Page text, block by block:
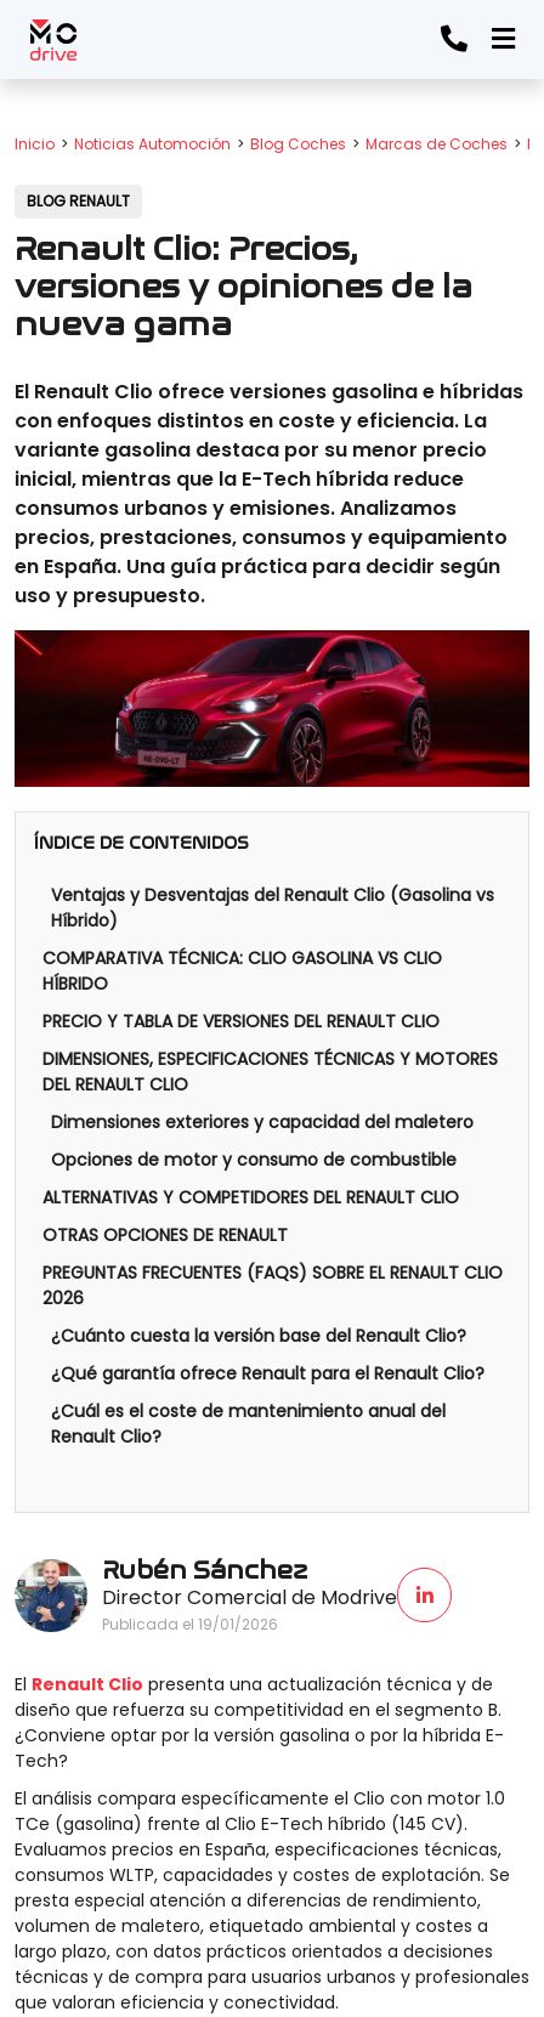
Inicio Noticias Automoción Blog Coches Marcas de Coches
BLOG RENAULT
Renault Clio: Precios,
versiones y opiniones de la
nueva gama
El Renault Clio ofrece versiones gasolina e híbridas
con enfoques distintos en coste y eficiencia. La
variante gasolina destaca por su menor precio
inicial, mientras que la E-Tech híbrida reduce
consumos urbanos y emisiones. Analizamos
precios, prestaciones, consumos y equipamiento
en España. Una guía práctica para decidir según
uso y presupuesto.
ÍNDICE DE CONTENIDOS
Ventajas y Desventajas del Renault Clio (Gasolina vs
Híbrido)
COMPARATIVA TÉCNICA: CLIO GASOLINA VS CLIO
HÍBRIDO
PRECIO Y TABLA DE VERSIONES DEL RENAULT CLIO
DIMENSIONES, ESPECIFICACIONES TÉCNICAS Y MOTORES
DEL RENAULT CLIO
Dimensiones exteriores y capacidad del maletero
Opciones de motor y consumo de combustible
ALTERNATIVAS Y COMPETIDORES DEL RENAULT CLIO
OTRAS OPCIONES DE RENAULT
PREGUNTAS FRECUENTES (FAQS) SOBRE EL RENAULT CLIO
2026
¿Cuánto cuesta la versión base del Renault Clio?
¿Qué garantía ofrece Renault para el Renault Clio?
¿Cuál es el coste de mantenimiento anual del
Renault Clio?
Rubén Sánchez
Director Comercial de Modrive
Publicada el 19/01/2026
El Renault Clio presenta una actualización técnica y de
diseño que refuerza su competitividad en el segmento B.
¿Conviene optar por la versión gasolina o por la híbrida E-
Tech?
El análisis compara específicamente el Clio con motor 1.0
TCe (gasolina) frente al Clio E-Tech híbrido (145 CV).
Evaluamos precios en España, especificaciones técnicas,
consumos WLTP, capacidades y costes de explotación. Se
presta especial atención a diferencias de rendimiento,
volumen de maletero, etiquetado ambiental y costes a
largo plazo, con datos prácticos orientados a decisiones
técnicas y de compra para usuarios urbanos y profesionales
que valoran eficiencia y conectividad.